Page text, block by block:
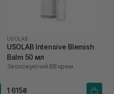
USOLAB
USOLAB Intensive Blemish
Balm 50 мл
Зволожуючий ВВ крем
1 615₴